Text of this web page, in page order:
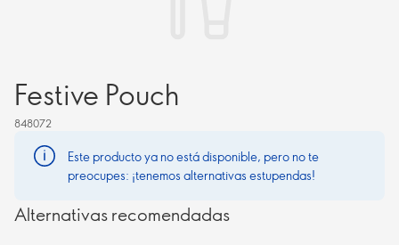
Festive Pouch
848072
Este producto ya no está disponible, pero no te
preocupes: ¡tenemos alternativas estupendas!
Alternativas recomendadas